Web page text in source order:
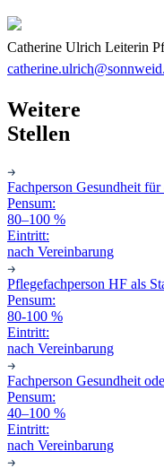
Catherine Ulrich Leiterin
Weitere
Stellen
Fachperson Gesundheit für
Pensum:
80–100 %
Eintritt:
nach Vereinbarung
Pflegefachperson HF als
Pensum:
80-100 %
Eintritt:
nach Vereinbarung
Fachperson Gesundheit
Pensum:
40–100 %
Eintritt:
nach Vereinbarung